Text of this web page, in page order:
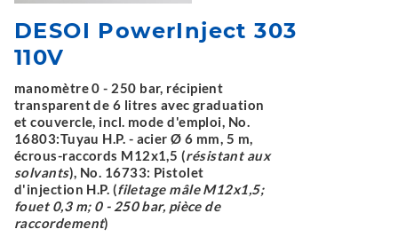
DESOI PowerInject 303
110V
manomètre 0 - 250 bar, récipient
transparent de 6 litres avec graduation
et couvercle, incl. mode d'emploi, No.
16803:Tuyau H.P. - acier Ø 6 mm, 5 m,
écrous-raccords M12x1,5 (résistant aux
solvants), No. 16733: Pistolet
d'injection H.P. (filetage mâle M12x1,5;
fouet 0,3 m; 0 - 250 bar, pièce de
raccordement)